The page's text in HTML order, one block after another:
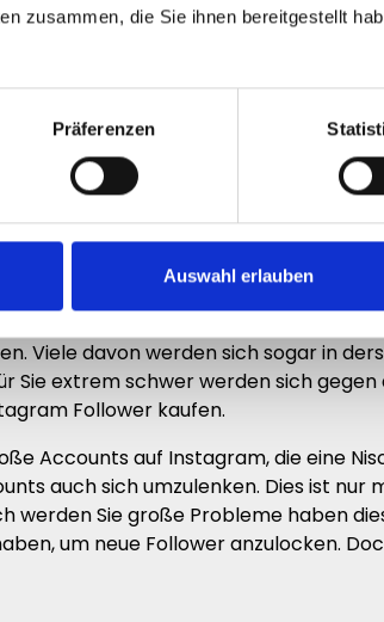
zusammen, die Sie ihnen bereitgestellt
Präferenzen
Auswahl erlauben
wenn Sie auf Instagram
bewerben, sodass die Follower der
Influencer 4-stellige Beträge
Instagram Geld verdienen möchten.
sehr schwer, sodass die
Sie gänzlich unbekannt sind und
bekannt zu werden?
die allerdings auch zu Nachteilen
Viele davon werden sich sogar in
Sie extrem schwer werden sich
Follower kaufen.
Accounts auf Instagram, die eine
auch sich umzulenken. Dies ist nur
werden Sie große Probleme haben
um neue Follower anzulocken.